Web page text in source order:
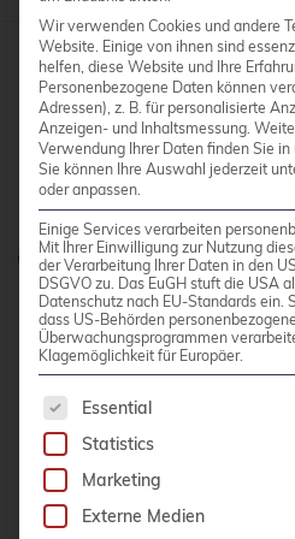
credativ GmbH
Hennes-
41179
Meet us
Do you have any
0800
+49 2161
Wir verwenden Cookies und andere
Website. Einige von ihnen sind
helfen, diese Website und Ihre
Personenbezogene Daten können
Adressen), z. B. für personalisierte
Anzeigen- und Inhaltsmessung.
Verwendung Ihrer Daten finden Sie in
Sie können Ihre Auswahl jederzeit
oder anpassen.
Einige Services verarbeiten
Mit Ihrer Einwilligung zur Nutzung
der Verarbeitung Ihrer Daten in den
DSGVO zu. Das EuGH stuft die USA
Datenschutz nach EU-Standards ein.
dass US-Behörden
Überwachungsprogrammen
Klagemöglichkeit für Europäer.
The following is a list of
Essential
Statistics
Marketing
Externe Medien